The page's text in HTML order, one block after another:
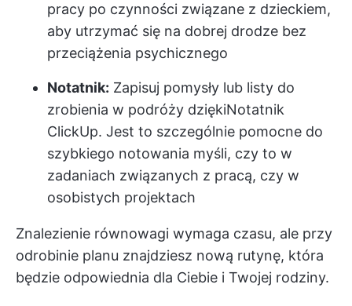
pracy po czynności związane z dzieckiem,
aby utrzymać się na dobrej drodze bez
przeciążenia psychicznego
Notatnik: Zapisuj pomysły lub listy do
zrobienia w podróży dziękiNotatnik
ClickUp. Jest to szczególnie pomocne do
szybkiego notowania myśli, czy to w
zadaniach związanych z pracą, czy w
osobistych projektach
Znalezienie równowagi wymaga czasu, ale przy
odrobinie planu znajdziesz nową rutynę, która
będzie odpowiednia dla Ciebie i Twojej rodziny.